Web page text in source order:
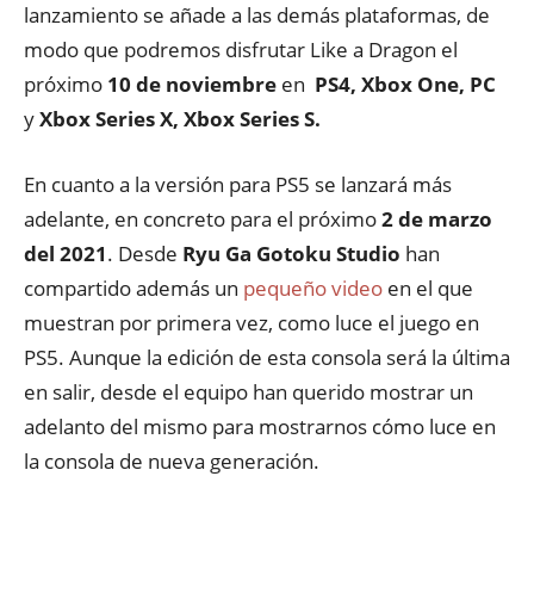
lanzamiento se añade a las demás plataformas, de
modo que podremos disfrutar Like a Dragon el
próximo 10 de noviembre en PS4, Xbox One, PC
yXbox Series X, Xbox Series S.
En cuanto a la versión para PS5 se lanzará más
adelante, en concreto para el próximo2 de marzo
del 2021. Desde Ryu Ga Gotoku Studio han
compartido además un pequeño video en el que
muestran por primera vez, como luce el juego en
PS5. Aunque la edición de esta consola será la última
en salir, desde el equipo han querido mostrar un
adelanto del mismo para mostrarnos cómo luce en
la consola de nueva generación.